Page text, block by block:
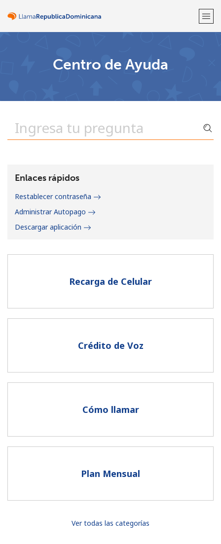
Un caracter especial
Al abrir una cuenta en este sitio web, estoy de acuerdo con
Centro de Ayuda
Recarga de Celular
Crédito de Voz
Cómo llamar
Plan Mensual
Ver todas las categorías
Enlaces rápidos
Restablecer contraseña
Administrar Autopago
Descargar aplicación